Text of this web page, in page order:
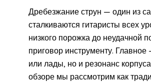
Дребезжание струн — один из
сталкиваются гитаристы всех
низкого порожка до неудачной
приговор инструменту.
или лады, но и резонанс
обзоре мы рассмотрим как